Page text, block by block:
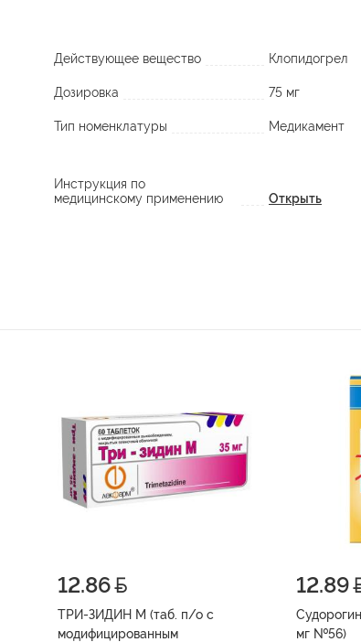
Действующее вещество Клопидогрел
Дозировка 75 мг
Тип номенклатуры Медикамент
Инструкция по
медицинскому применению
Открыть
12.86
ТРИ-ЗИДИН М (таб. п/о с
модифицированным
12.89
мг №56)